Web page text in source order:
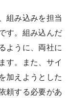
組み込みを担当
す。組み込んだ
ように、両社に
す。また、サイ
加えようとした
頼する必要があ